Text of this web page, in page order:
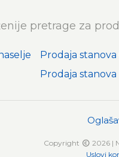
pretrage za
Prodaja stanova
Prodaja
Copyright
2026 |
Uslovi